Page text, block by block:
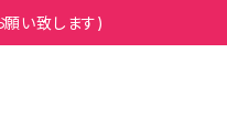
い致します)